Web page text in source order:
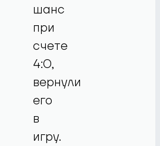
шанс
при
счете
4:0,
вернули
его
в
игру.